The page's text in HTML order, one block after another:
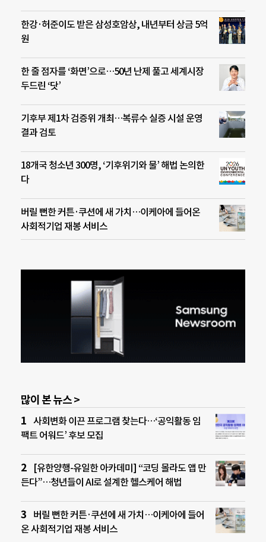
한강·허준이도 받은 삼성호암상, 내년부터 상금 5억
원
한 줄 점자를 ‘화면’으로…50년 난제 풀고 세계시장
두드린 ‘닷’
기후부 제1차 검증위 개최…복류수 실증 시설 운영
결과 검토
18개국 청소년 300명, ‘기후위기와 물’ 해법 논의한
다
버릴 뻔한 커튼·쿠션에 새 가치…이케아에 들어온
사회적기업 재봉 서비스
많이 본 뉴스 >
사회변화 이끈 프로그램 찾는다…‘공익활동 임
팩트 어워드’ 후보 모집
[유한양행-유일한 아카데미] “코딩 몰라도 앱 만
든다”…청년들이 AI로 설계한 헬스케어 해법
버릴 뻔한 커튼·쿠션에 새 가치…이케아에 들어
온 사회적기업 재봉 서비스